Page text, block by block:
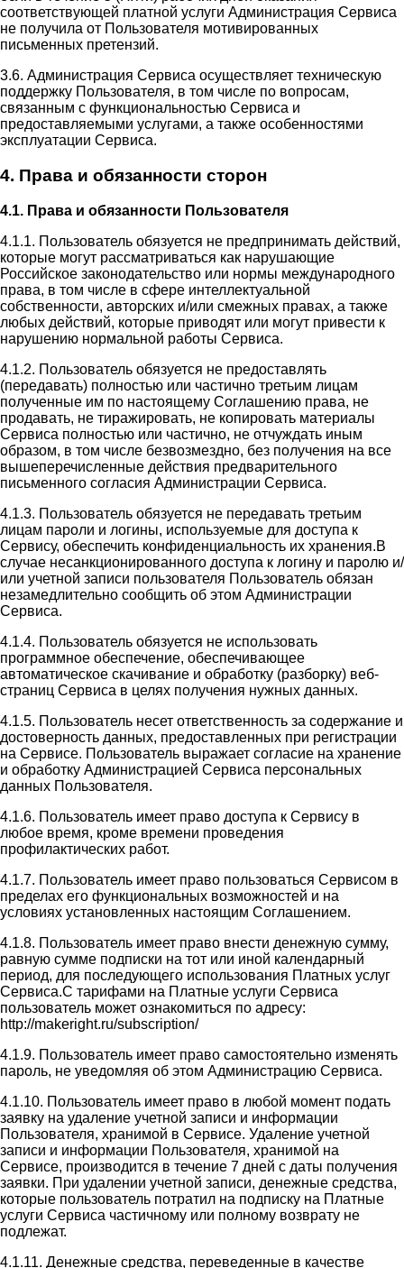
соответствующей платной услуги Администрация Сервиса
не получила от Пользователя мотивированных
письменных претензий.
3.6. Администрация Сервиса осуществляет техническую
поддержку Пользователя, в том числе по вопросам,
связанным с функциональностью Сервиса и
предоставляемыми услугами, а также особенностями
эксплуатации Сервиса.
4. Права и обязанности сторон
4.1. Права и обязанности Пользователя
4.1.1. Пользователь обязуется не предпринимать действий,
которые могут рассматриваться как нарушающие
Российское законодательство или нормы международного
права, в том числе в сфере интеллектуальной
собственности, авторских и/или смежных правах, а также
любых действий, которые приводят или могут привести к
нарушению нормальной работы Сервиса.
4.1.2. Пользователь обязуется не предоставлять
(передавать) полностью или частично третьим лицам
полученные им по настоящему Соглашению права, не
продавать, не тиражировать, не копировать материалы
Сервиса полностью или частично, не отчуждать иным
образом, в том числе безвозмездно, без получения на все
вышеперечисленные действия предварительного
письменного согласия Администрации Сервиса.
4.1.3. Пользователь обязуется не передавать третьим
лицам пароли и логины, используемые для доступа к
Сервису, обеспечить конфиденциальность их хранения.В
случае несанкционированного доступа к логину и паролю и/
или учетной записи пользователя Пользователь обязан
незамедлительно сообщить об этом Администрации
Сервиса.
4.1.4. Пользователь обязуется не использовать
программное обеспечение, обеспечивающее
автоматическое скачивание и обработку (разборку) веб-
страниц Сервиса в целях получения нужных данных.
4.1.5. Пользователь несет ответственность за содержание и
достоверность данных, предоставленных при регистрации
на Сервисе. Пользователь выражает согласие на хранение
и обработку Администрацией Сервиса персональных
данных Пользователя.
4.1.6. Пользователь имеет право доступа к Сервису в
любое время, кроме времени проведения
профилактических работ.
4.1.7. Пользователь имеет право пользоваться Сервисом в
пределах его функциональных возможностей и на
условиях установленных настоящим Соглашением.
4.1.8. Пользователь имеет право внести денежную сумму,
равную сумме подписки на тот или иной календарный
период, для последующего использования Платных услуг
Сервиса.С тарифами на Платные услуги Сервиса
пользователь может ознакомиться по адресу:
http://makeright.ru/subscription/
4.1.9. Пользователь имеет право самостоятельно изменять
пароль, не уведомляя об этом Администрацию Сервиса.
4.1.10. Пользователь имеет право в любой момент подать
заявку на удаление учетной записи и информации
Пользователя, хранимой в Сервисе. Удаление учетной
записи и информации Пользователя, хранимой на
Сервисе, производится в течение 7 дней с даты получения
заявки. При удалении учетной записи, денежные средства,
которые пользователь потратил на подписку на Платные
услуги Сервиса частичному или полному возврату не
подлежат.
4.1.11. Денежные средства, переведенные в качестве